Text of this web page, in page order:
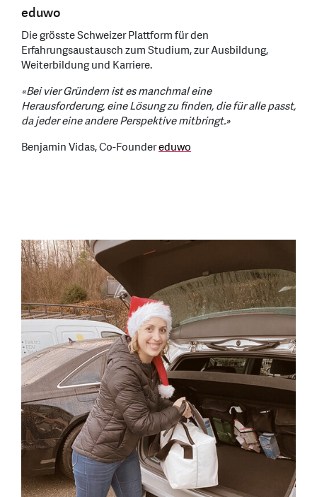
eduwo
Die grösste Schweizer Plattform für den
Erfahrungsaustausch zum Studium, zur Ausbildung,
Weiterbildung und Karriere.
«Bei vier Gründern ist es manchmal eine
Herausforderung, eine Lösung zu finden, die für alle passt,
da jeder eine andere Perspektive mitbringt.»
Benjamin Vidas, Co-Foundereduwo